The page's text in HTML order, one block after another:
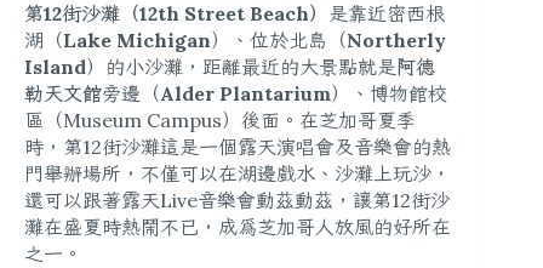
第12街沙灘（12th Street Beach） 是靠近密西根
湖（Lake Michigan）、位於北島（Northerly
Island）的小沙灘，距離最近的大景點就是阿德
勒天文館旁邊（Alder Plantarium）、博物館校
區（Museum Campus）後面。在芝加哥夏季
時，第12街沙灘這是一個露天演唱會及音樂會的熱
門舉辦場所，不僅可以在湖邊戲水、沙灘上玩沙，
還可以跟著露天Live音樂會動茲動茲，讓第12街沙
灘在盛夏時熱鬧不已，成為芝加哥人放風的好所在
之一。